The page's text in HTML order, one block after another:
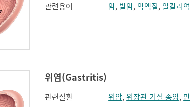
관련용어
암, 발암, 악액질, 알칼리
위염(Gastritis)
관련질환 위암,위장관 기질 종양,